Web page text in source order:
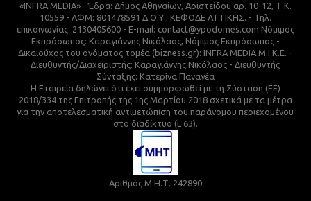
«INFRA MEDIA» - Έδρα: Δήμος Αθηναίων, Αριστείδου αρ. 10-12, Τ.Κ.
10559 - ΑΦΜ: 801478591 Δ.Ο.Υ.: ΚΕΦΟΔΕ ΑΤΤΙΚΗΣ. - Τηλ.
επικοινωνίας: 2130405600 - E-mail: contact@ypodomes.com Νόμιμος
Εκπρόσωπος: Καραγιάννης Νικόλαος, Νόμιμος Εκπρόσωπος -
Δικαιούχος του ονόματος τομέα (bizness.gr): INFRA MEDIA M.I.K.E. -
Διευθυντής/Διαχειριστής: Καραγιάννης Νικόλαος - Διευθυντής
Σύνταξης: Κατερίνα Παναγέα
Η Εταιρεία δηλώνει ότι έχει συμμορφωθεί με τη Σύσταση (ΕΕ)
2018/334 της Επιτροπής της 1ης Μαρτίου 2018 σχετικά με τα μέτρα
για την αποτελεσματική αντιμετώπιση του παράνομου περιεχομένου
στο διαδίκτυο (L 63).
Αριθμός Μ.Η.Τ. 242890